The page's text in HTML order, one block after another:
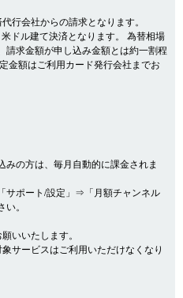
行会社からの請求となります。
ドル建て決済となります。 為替相場
請求金額が申し込み金額とは約一割程
金額はご利用カード発行会社までお
みの方は、毎月自動的に課金されま
サポート/設定」⇒「月額チャンネル
。
いいたします。
サービスはご利用いただけなくなり